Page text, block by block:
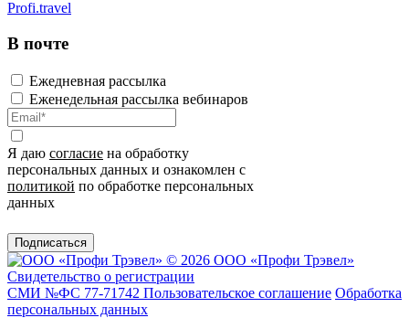
Profi.travel
В почте
Ежедневная рассылка
Еженедельная рассылка вебинаров
Я даю согласие на обработку
персональных данных и ознакомлен с
политикой по обработке персональных
данных
Подписаться
© 2026 ООО «Профи Трэвeл»
Свидетельство о регистрации
СМИ №ФС 77-71742 Пользовательское соглашение Обработка
персональных данных